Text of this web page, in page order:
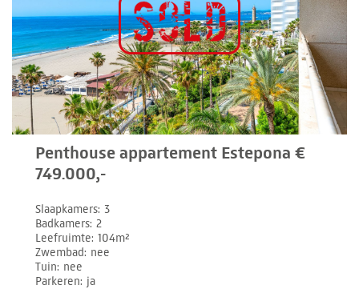
Penthouse appartement Estepona €
749.000,-
Slaapkamers 3
Badkamers 2
Leefruimte 104m²
Zwembad nee
Tuin nee
Parkeren ja